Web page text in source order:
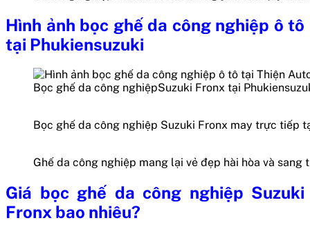
Hình ảnh bọc ghế da công nghiệp ô tô
tại Phukiensuzuki
Bọc ghế da công nghiệpSuzuki Fronx tại
Bọc ghế da công nghiệp Suzuki Fronx may trực tiếp
Ghế da công nghiệp mang lại vẻ đẹp hài hòa và sang
Giá bọc ghế da công nghiệp Suzuki
Fronx bao nhiêu?